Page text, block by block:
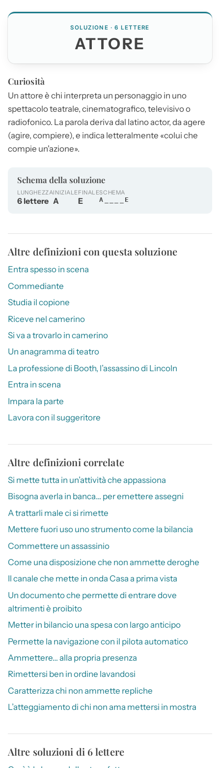
SOLUZIONE · 6 LETTERE
ATTORE
Curiosità
Un attore è chi interpreta un personaggio in uno
spettacolo teatrale, cinematografico, televisivo o
radiofonico. La parola deriva dal latino actor, da agere
(agire, compiere), e indica letteralmente «colui che
compie un'azione».
Schema della soluzione
LUNGHEZZA
6 lettere
INIZIALE
A
FINALE
E
SCHEMA
A____E
Altre definizioni con questa soluzione
Entra spesso in scena
Commediante
Studia il copione
Riceve nel camerino
Si va a trovarlo in camerino
Un anagramma di teatro
La professione di Booth, l’assassino di Lincoln
Entra in scena
Impara la parte
Lavora con il suggeritore
Altre definizioni correlate
Si mette tutta in un’attività che appassiona
Bisogna averla in banca… per emettere assegni
A trattarli male ci si rimette
Mettere fuori uso uno strumento come la bilancia
Commettere un assassinio
Come una disposizione che non ammette deroghe
Il canale che mette in onda Casa a prima vista
Un documento che permette di entrare dove
altrimenti è proibito
Metter in bilancio una spesa con largo anticipo
Permette la navigazione con il pilota automatico
Ammettere… alla propria presenza
Rimettersi ben in ordine lavandosi
Caratterizza chi non ammette repliche
L’atteggiamento di chi non ama mettersi in mostra
Altre soluzioni di 6 lettere